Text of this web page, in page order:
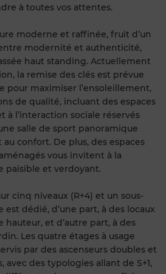
à toutes vos attentes.
moderne et raffinée, fruit d’un
modernité et authenticité,
haut standing. Actuellement
la remise des clés est prévue
pour maximiser l’ensoleillement,
de qualité, incluant des espaces
à l’interaction sociale réservés
salle de sport panoramique
confort. De plus, des espaces
vous invitent à la
paisible et verdoyant.
cinq niveaux (R+4) et un sous-
est dédié, d’une part, à des locaux
hauteur, et d’autre part, à des
Les quatre étages à usage
par des ascenseurs doubles et
avec des typologies allant de S+1,